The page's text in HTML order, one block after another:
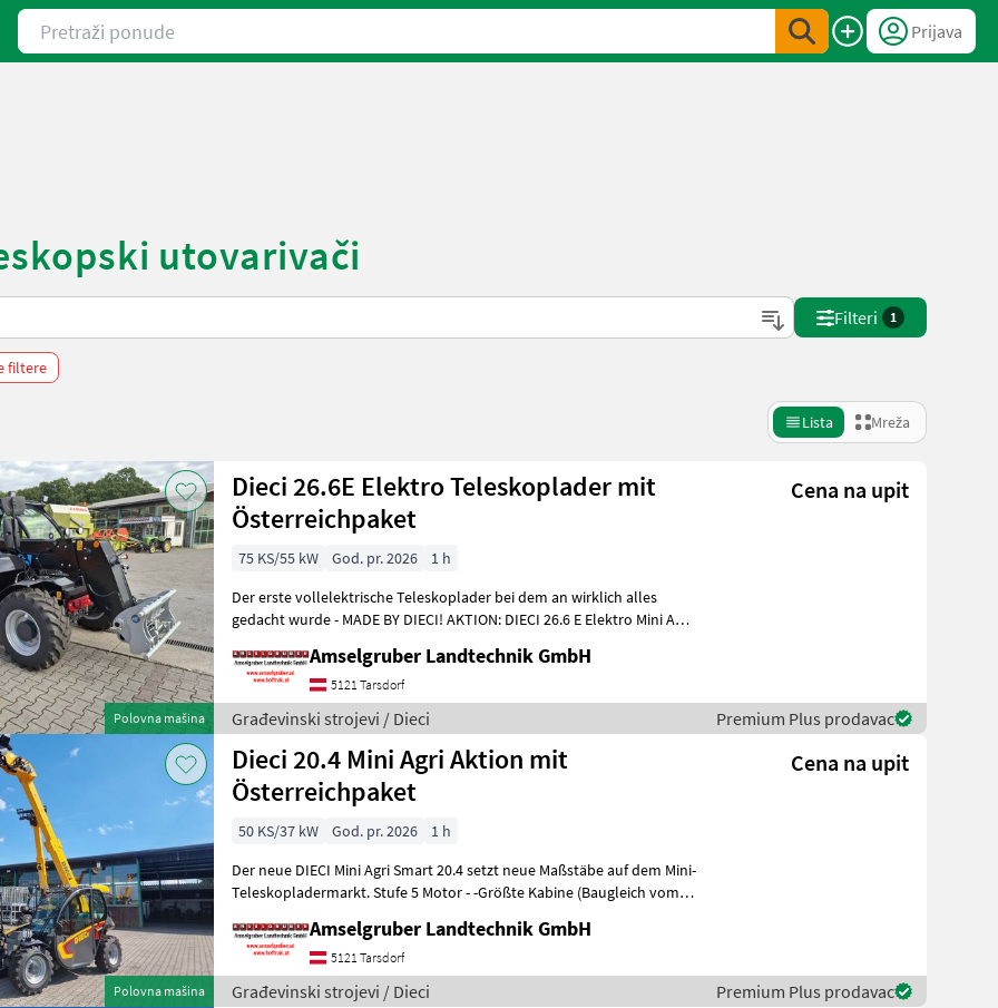
Pretraži ponude
Prijava
utovarivači
Filteri 1
filtere
Lista Mreža
Polovna mašina
Dieci 26.6E Elektro Teleskoplader mit
Österreichpaket
Cena na upit
75 KS/55 kW God. pr. 2026
1 h
Der erste vollelektrische Teleskoplader bei dem an wirklich alles
gedacht wurde - MADE BY DIECI! AKTION: DIECI 26.6 E Elektro Mini Agri
Amselgruber Landtechnik GmbH
5121 Tarsdorf
Građevinski strojevi / Dieci Premium Plus prodavac
Polovna mašina
Dieci 20.4 Mini Agri Aktion mit
Österreichpaket
Cena na upit
50 KS/37 kW God. pr. 2026
1 h
Der neue DIECI Mini Agri Smart 20.4 setzt neue Maßstäbe auf dem Mini-
Teleskopladermarkt. Stufe 5 Motor - -Größte Kabine (Baugleich vom
Amselgruber Landtechnik GmbH
5121 Tarsdorf
Građevinski strojevi / Dieci Premium Plus prodavac